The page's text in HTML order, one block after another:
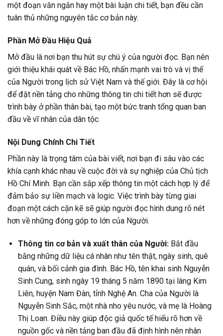
một đoạn văn ngắn hay một bài luận chi tiết, bạn đều cần
tuân thủ những nguyên tắc cơ bản này.
Phần Mở Đầu Hiệu Quả
Mở đầu là nơi bạn thu hút sự chú ý của người đọc. Bạn nên
giới thiệu khái quát về Bác Hồ, nhấn mạnh vai trò và vị thế
của Người trong lịch sử Việt Nam và thế giới. Đây là cơ hội
để đặt nền tảng cho những thông tin chi tiết hơn sẽ được
trình bày ở phần thân bài, tạo một bức tranh tổng quan ban
đầu về vĩ nhân của dân tộc.
Nội Dung Chính Chi Tiết
Phần này là trọng tâm của bài viết, nơi bạn đi sâu vào các
khía cạnh khác nhau về cuộc đời và sự nghiệp của Chủ tịch
Hồ Chí Minh. Bạn cần sắp xếp thông tin một cách hợp lý để
đảm bảo sự liền mạch và logic. Việc trình bày từng giai
đoạn một cách cặn kẽ sẽ giúp người đọc hình dung rõ nét
hơn về những đóng góp to lớn của Người.
Thông tin cơ bản và xuất thân của Người:Bắt đầu
bằng những dữ liệu cá nhân như tên thật, ngày sinh, quê
quán, và bối cảnh gia đình. Bác Hồ, tên khai sinh Nguyễn
Sinh Cung, sinh ngày 19 tháng 5 năm 1890 tại làng Kim
Liên, huyện Nam Đàn, tỉnh Nghệ An. Cha của Người là
Nguyễn Sinh Sắc, một nhà nho yêu nước, và mẹ là Hoàng
Thị Loan. Điều này giúp độc giả quốc tế hiểu rõ hơn về
nguồn gốc và nền tảng ban đầu đã định hình nên nhân